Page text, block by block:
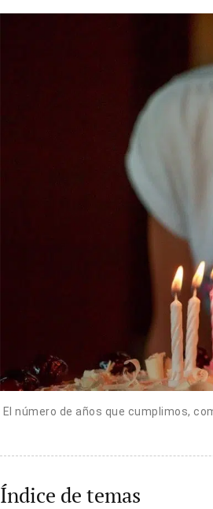
El número de años que cumplimos,
Índice de temas